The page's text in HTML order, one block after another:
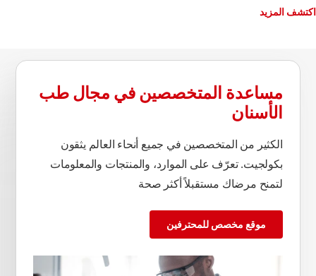
⁵تقليل طبقة البلاك مقارنةً بأي معجون أسنان بالفلورايد، مع الاستخدام
اكتشف المزيد
مساعدة المتخصصين في مجال طب
الأسنان
الكثير من المتخصصين في جميع أنحاء العالم يثقون
بكولجيت. تعرّف على الموارد، والمنتجات والمعلومات
لتمنح مرضاك مستقبلاً أكثر صحة
موقع مخصص للمحترفين